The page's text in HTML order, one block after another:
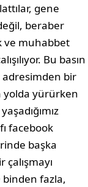
gene
beraber
ve muhabbet
Bu basın
adresimden bir
yolda yürürken
facebook
başka
binden fazla,